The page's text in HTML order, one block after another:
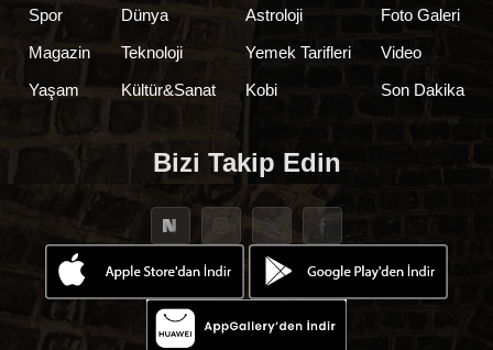
Spor
Magazin
Yaşam
Dünya
Teknoloji
Kültür&Sanat
Astroloji
Yemek Tarifleri
Kobi
Foto Galeri
Video
Son Dakika
Bizi Takip Edin